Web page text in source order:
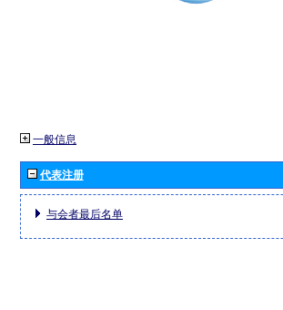
一般信息
代表注册
与会者最后名单